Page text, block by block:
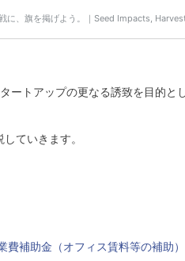
ートアップの更なる誘致を目的とし
ていきます。
補助金（オフィス賃料等の補助）